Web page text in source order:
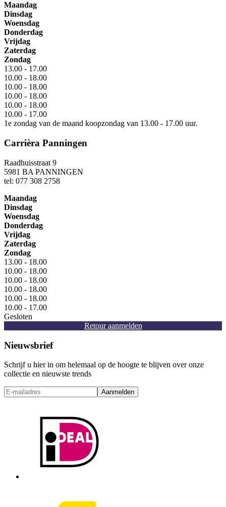
Maandag
Dinsdag
Woensdag
Donderdag
Vrijdag
Zaterdag
Zondag
13.00 - 17.00
10.00 - 18.00
10.00 - 18.00
10.00 - 18.00
10.00 - 18.00
10.00 - 17.00
1e zondag van de maand koopzondag van 13.00 - 17.00 uur.
Carrièra Panningen
Raadhuisstraat 9
5981 BA PANNINGEN
tel: 077 308 2758
Maandag
Dinsdag
Woensdag
Donderdag
Vrijdag
Zaterdag
Zondag
13.00 - 18.00
10.00 - 18.00
10.00 - 18.00
10.00 - 18.00
10.00 - 18.00
10.00 - 17.00
Gesloten
Retour aanmelden
Nieuwsbrief
Schrijf u hier in om helemaal op de hoogte te blijven over onze
collectie en nieuwste trends
Aanmelden